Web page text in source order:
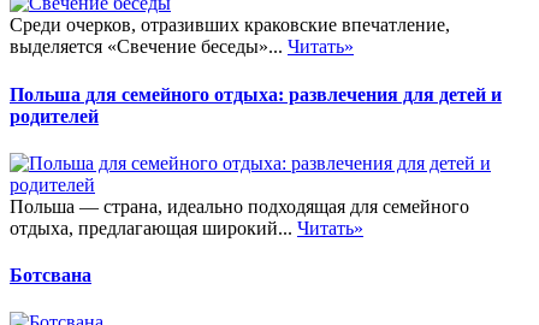
Среди очерков, отразивших краковские впечатление,
выделяется «Свечение беседы»... Читать»
Польша для семейного отдыха: развлечения для детей и
родителей
Польша — страна, идеально подходящая для семейного
отдыха, предлагающая широкий... Читать»
Ботсвана